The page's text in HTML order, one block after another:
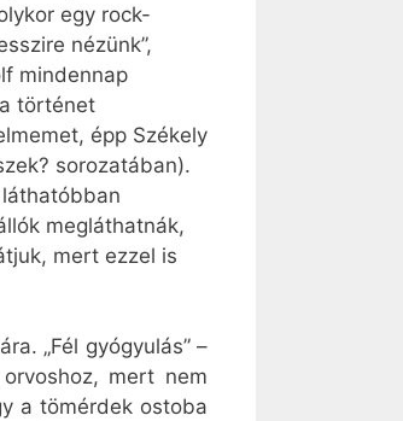
egy rock-
nézünk”,
mindennap
történet
épp Székely
sorozatában).
megláthatnák,
mert ezzel is
„Fél gyógyulás” –
mert nem
a tömérdek ostoba